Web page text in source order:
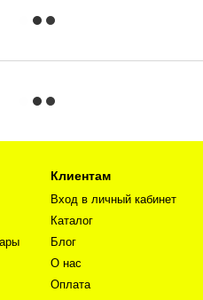
Клиентам
Вход в личный кабинет
Каталог
Блог
О нас
Оплата